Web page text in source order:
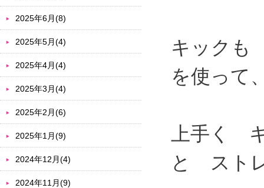
キック
を使って
上手く
と スト
2025年6月(8)
2025年5月(4)
2025年4月(4)
2025年3月(4)
2025年2月(6)
2025年1月(9)
2024年12月(4)
2024年11月(9)